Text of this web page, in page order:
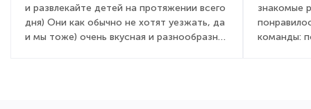
и развлекайте детей на протяжении всего
дня) Они как обычно не хотят уезжать, да
и мы тоже) очень вкусная и разнообразная
знакомые
команды: